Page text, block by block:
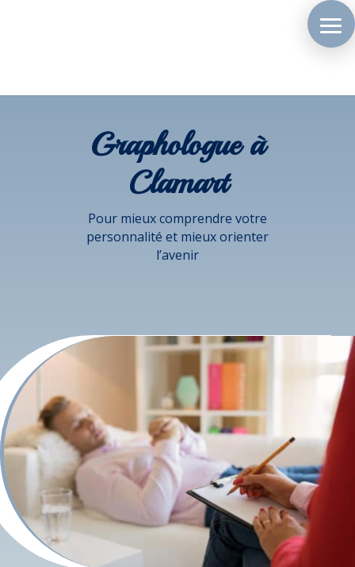
Graphologue à
Clamart
Pour mieux comprendre votre
personnalité et mieux orienter
l’avenir